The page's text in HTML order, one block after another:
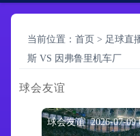
当前位置： 首页 > 足球直
斯 VS 因弗鲁里机车厂
球会友谊
球会友谊 2026-07-09